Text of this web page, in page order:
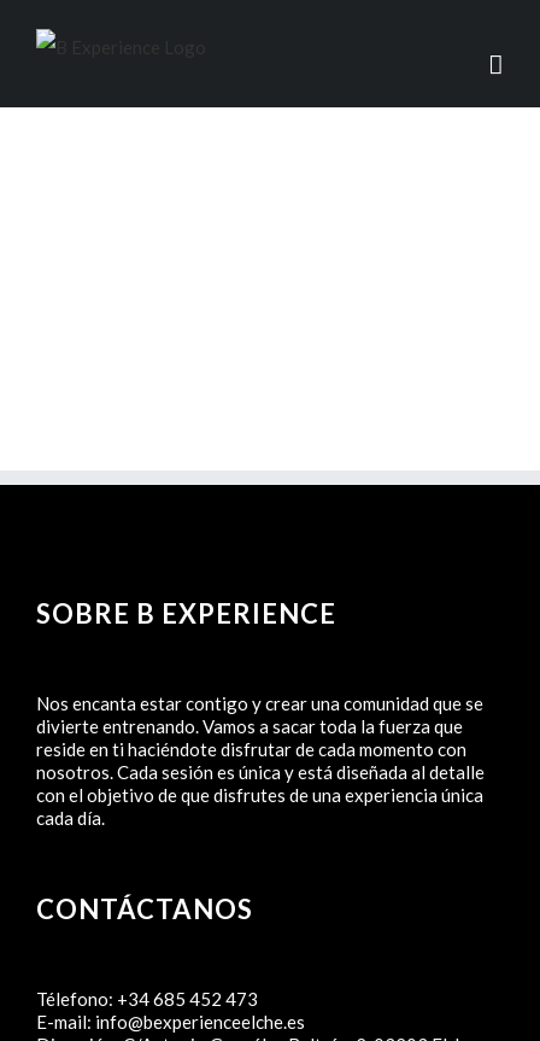
SOBRE B EXPERIENCE
Nos encanta estar contigo y crear una comunidad que se
divierte entrenando. Vamos a sacar toda la fuerza que
reside en ti haciéndote disfrutar de cada momento con
nosotros. Cada sesión es única y está diseñada al detalle
con el objetivo de que disfrutes de una experiencia única
cada día.
CONTÁCTANOS
Télefono: +34 685 452 473
E-mail: info@bexperienceelche.es